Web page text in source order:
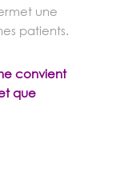
une
patients.
convient
que